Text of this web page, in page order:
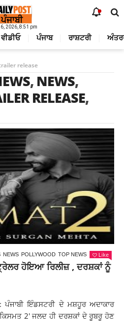
2026, 8:51 pm
ਵੀਡੀਓ ਪੰਜਾਬ ਰਾਸ਼ਟਰੀ
release
, NEWS,
RELEASE,
NEWS POLLYWOOD TOP NEWS Like
ਹੋਇਆ ਰਿਲੀਜ਼ , ਦਰਸ਼ਕਾਂ ਨੂੰ
ਪੰਜਾਬੀ ਇੰਡਸਟਰੀ ਦੇ ਮਸ਼ਹੂਰ ਅਦਾਕਾਰ
2′ ਜਲਦ ਹੀ ਦਰਸ਼ਕਾਂ ਦੇ ਰੂਬਰੂ ਹੋਣ